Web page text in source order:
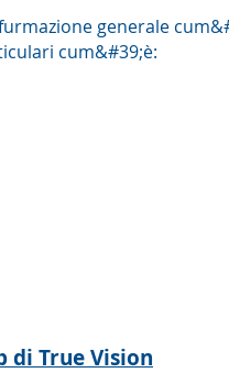
generale
cum&#39;è:
di True Vision